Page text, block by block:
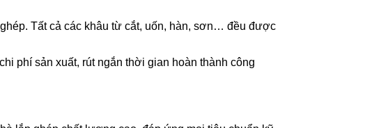
Tất cả các khâu từ cắt, uốn, hàn, sơn… đều được
phí sản xuất, rút ngắn thời gian hoàn thành công